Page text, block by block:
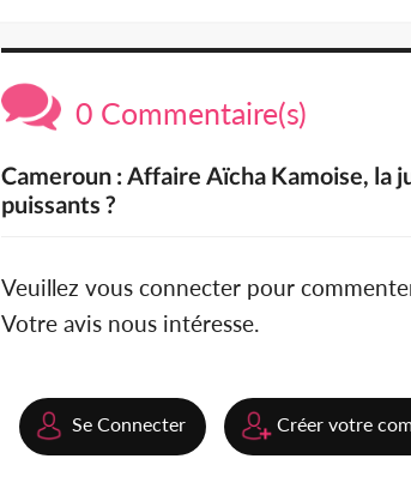
0 Commentaire(s)
Cameroun : Affaire Aïcha Kamoise, la
puissants ?
Veuillez vous connecter pour
Votre avis nous intéresse.
Se Connecter Créer votre